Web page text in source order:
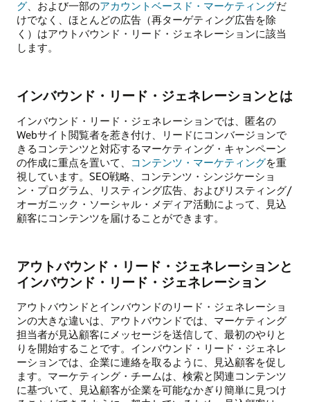
グ、および一部のアカウントベースド・マーケティングだ
けでなく、ほとんどの広告（再ターゲティング広告を除
く）はアウトバウンド・リード・ジェネレーションに該当
します。
インバウンド・リード・ジェネレーションとは
インバウンド・リード・ジェネレーションでは、匿名の
Webサイト閲覧者を惹き付け、リードにコンバージョンで
きるコンテンツと対応するマーケティング・キャンペーン
の作成に重点を置いて、 コンテンツ・マーケティングを重
視しています。SEO戦略、コンテンツ・シンジケーショ
ン・プログラム、リスティング広告、およびリスティング/
オーガニック・ソーシャル・メディア活動によって、見込
顧客にコンテンツを届けることができます。
アウトバウンド・リード・ジェネレーションと
インバウンド・リード・ジェネレーション
アウトバウンドとインバウンドのリード・ジェネレーショ
ンの大きな違いは、アウトバウンドでは、マーケティング
担当者が見込顧客にメッセージを送信して、最初のやりと
りを開始することです。インバウンド・リード・ジェネレ
ーションでは、企業に連絡を取るように、見込顧客を促し
ます。マーケティング・チームは、検索と関連コンテンツ
に基づいて、見込顧客が企業を可能なかぎり簡単に見つけ